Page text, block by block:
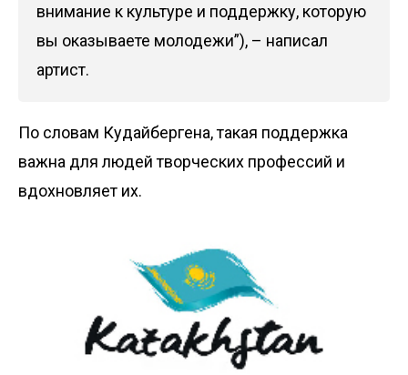
внимание к культуре и поддержку, которую
вы оказываете молодежи”), – написал
артист.
По словам Кудайбергена, такая поддержка
важна для людей творческих профессий и
вдохновляет их.